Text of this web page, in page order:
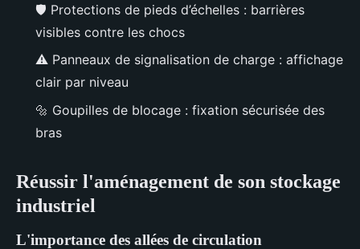
🛡️ Protections de pieds d’échelles : barrières
visibles contre les chocs
⚠️ Panneaux de signalisation de charge : affichage
clair par niveau
🔩 Goupilles de blocage : fixation sécurisée des
bras
Réussir l'aménagement de son stockage
industriel
L'importance des allées de circulation